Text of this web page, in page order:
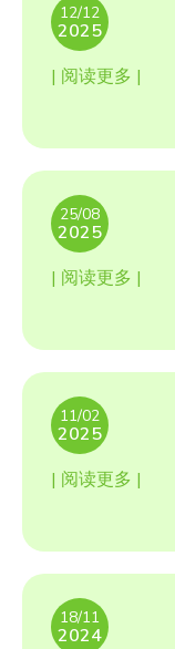
12/12
2025
| 阅读更多 |
25/08
2025
| 阅读更多 |
11/02
2025
| 阅读更多 |
18/11
2024